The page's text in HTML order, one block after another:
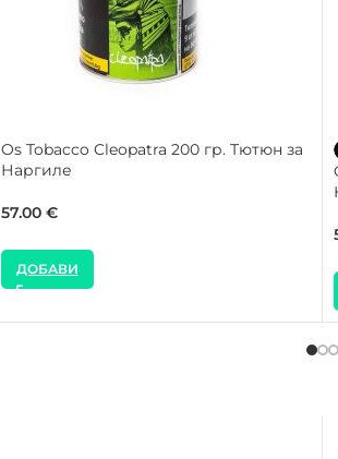
Os Tobacco Cleopatra 200 гр. Тютюн за
Наргиле
57.00 €
ДОБАВИ